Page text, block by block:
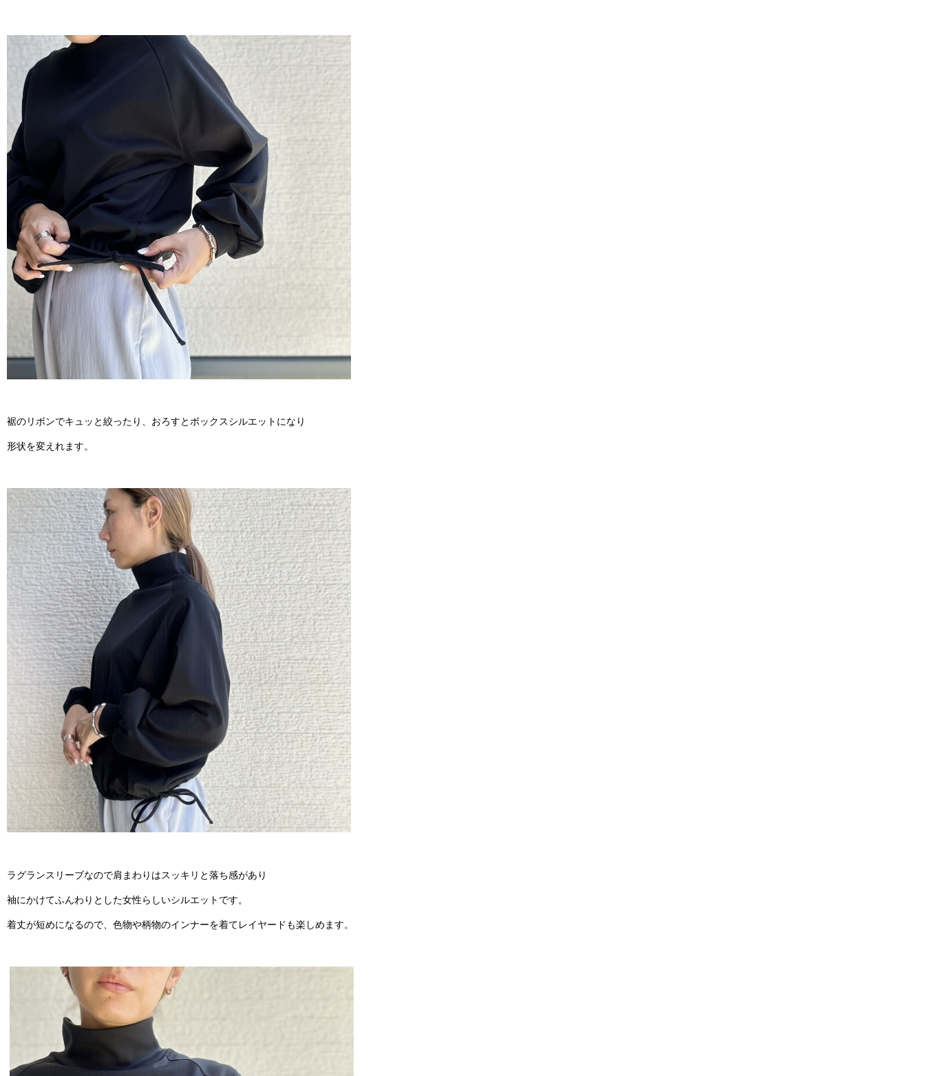
裾のリボンでキュッと絞ったり、おろすとボックスシルエットになり
形状を変えれます。
ラグランスリーブなので肩まわりはスッキリと落ち感があり
袖にかけてふんわりとした女性らしいシルエットです。
着丈が短めになるので、色物や柄物のインナーを着てレイヤードも楽しめます。